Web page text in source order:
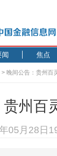
闻 焦点
> 晚间公告：贵州百
州百
05月28日